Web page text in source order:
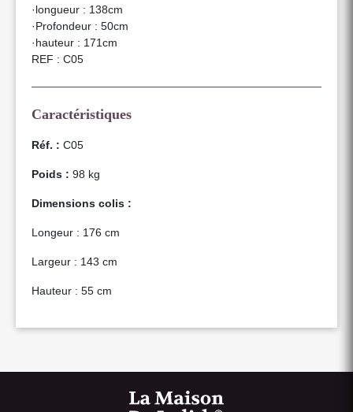
·longueur : 138cm
·Profondeur : 50cm
·hauteur : 171cm
REF : C05
Caractéristiques
Réf. : C05
Poids : 98 kg
Dimensions colis :
Longeur : 176 cm
Largeur : 143 cm
Hauteur : 55 cm